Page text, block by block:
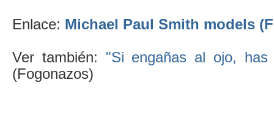
Enlace: Michael Paul Smith models
Ver también: "Si engañas al ojo, has
(Fogonazos)